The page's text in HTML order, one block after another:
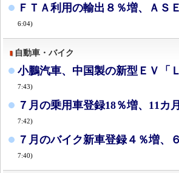
ＦＴＡ利用の輸出８％増、ＡＳ
6:04)
自動車・バイク
小鵬汽車、中国製の新型ＥＶ「
7:43)
７月の乗用車登録18％増、11カ
7:42)
７月のバイク新車登録４％増、
7:40)